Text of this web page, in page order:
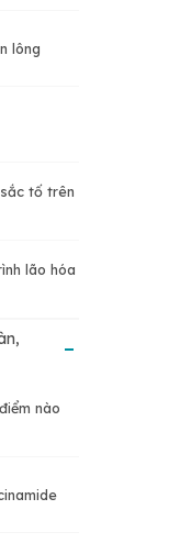
lông
tố trên
lão hóa
nào